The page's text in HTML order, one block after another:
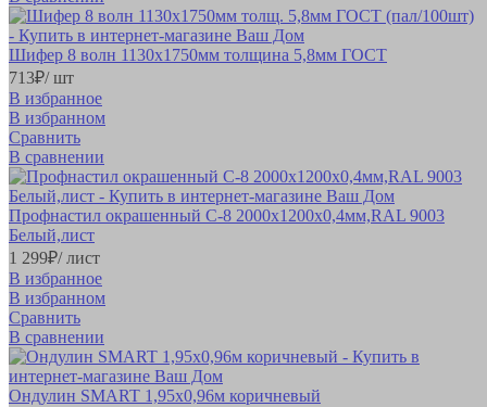
Шифер 8 волн 1130х1750мм толщина 5,8мм ГОСТ
713₽/ шт
В избранное
В избранном
Сравнить
В сравнении
Профнастил окрашенный С-8 2000х1200х0,4мм,RAL 9003
Белый,лист
1 299₽/ лист
В избранное
В избранном
Сравнить
В сравнении
Ондулин SMART 1,95х0,96м коричневый